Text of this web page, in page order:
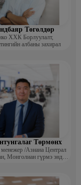
ХХК- Дотоод
бодлогын менежер
менежер
химич
Төгөлдөр
ХХК Борлуулалт,
албаны захирал
Төрмөнх
менежер /Азиана Централ
Монголиан гүрмэ энд